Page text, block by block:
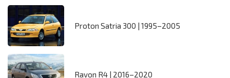
Proton Satria 300 | 1995–2005
Ravon R4 | 2016–2020